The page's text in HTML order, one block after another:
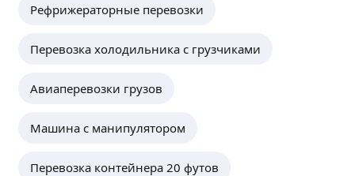
Рефрижераторные перевозки
Перевозка холодильника с грузчиками
Авиаперевозки грузов
Машина с манипулятором
Перевозка контейнера 20 футов